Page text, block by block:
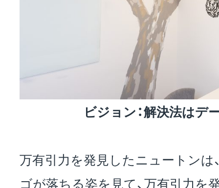
ビジョン：解決法はデ
万有引力を発見したニュートンは
ゴが落ちる姿を見て、万有引力を